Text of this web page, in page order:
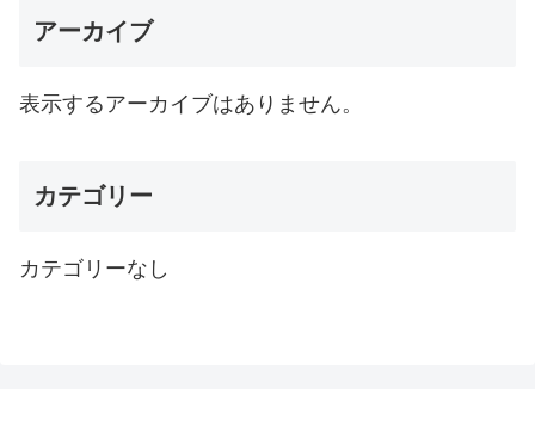
アーカイブ
表示するアーカイブはありません。
カテゴリー
カテゴリーなし